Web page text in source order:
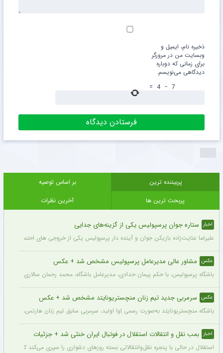
ذخیره نام، ایمیل و
وبسایت من در مرورگر
برای زمانی که دوباره
دیدگاهی می‌نویسم.
7
−
4
=
پربیننده ترین
بر اساس توصیه
پربحث ترین ها
آخرین نظرات
اخبار ستاره جوان پرسپولیس یکی از گزینه‌های جدایی
علیرضا عنایت‌زاده بازیکن جوان و آینده دار پرسپولیس یکی از خروجی های احتمالی
عکس مشاور عالی مدیرعامل پرسپولیس مشخص شد + عکس
باشگاه پرسپولیس، با حکم پیمان حدادی، مدیرعامل باشگاه، محمد رحمان سالاری به
عکس سرمربی جدید تیم زنان منچستریونایتد مشخص شد + عکس
باشگاه منچستریونایتد به‌صورت رسمی اِوا اولید، سرمربی سابق تیم زنان هارتس، را
اخبار بمب نقل و انتقالات استقلال در فوتبال ایران خنثی شد + جزئیات
استقلال در حالی با پنجره نقل‌وانتقالاتی بسته روزهای دشواری را سپری می‌کند که در